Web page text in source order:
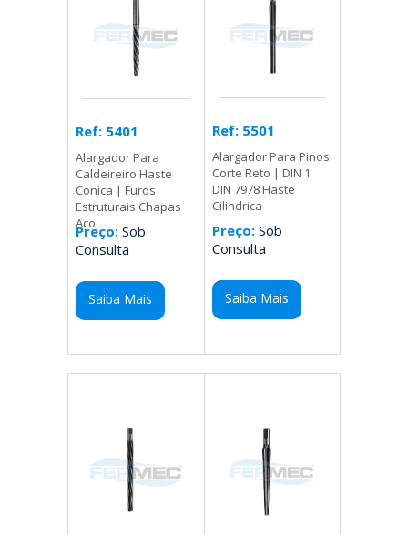
Ref: 5401
Alargador Para
Caldeireiro Haste
Conica | Furos
Estruturais Chapas
Aco
Preço: Sob
Consulta
Saiba Mais
Ref: 5501
Alargador Para Pinos
Corte Reto | DIN 1
DIN 7978 Haste
Cilindrica
Preço:Sob
Consulta
Saiba Mais